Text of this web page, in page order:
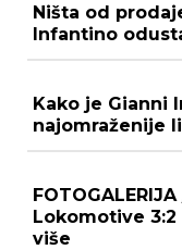
Ništa od
Infantino
Kako je Gianni
najomraženije
Lokomotive
više